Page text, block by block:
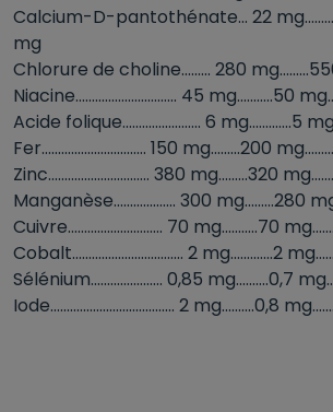
Calcium-D-pantothénate... 22
mg
Chlorure de choline......... 280
Niacine............................... 45 mg...........50
Acide folique........................ 6 mg.............5
Fer................................ 150 mg.........200
Zinc............................... 380 mg.........320
Manganèse................... 300 mg.........280
Cuivre............................. 70 mg...........70
Cobalt.................................. 2 mg.............2
Sélénium...................... 0,85 mg..........0,7
Iode...................................... 2 mg..........0,8